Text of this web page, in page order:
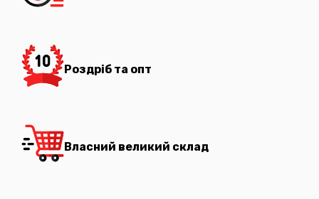
Роздріб та опт
Власний великий склад